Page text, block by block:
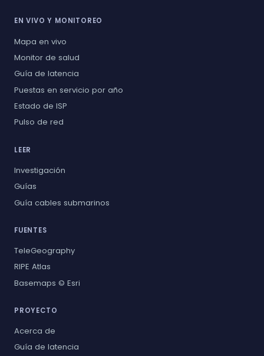
EN VIVO Y MONITOREO
Mapa en vivo
Monitor de salud
Guía de latencia
Puestas en servicio por año
Estado de ISP
Pulso de red
LEER
Investigación
Guías
Guía cables submarinos
FUENTES
TeleGeography
RIPE Atlas
Basemaps © Esri
PROYECTO
Acerca de
Guía de latencia